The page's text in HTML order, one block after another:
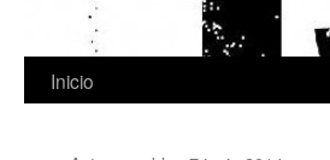
Saltar
Inicio